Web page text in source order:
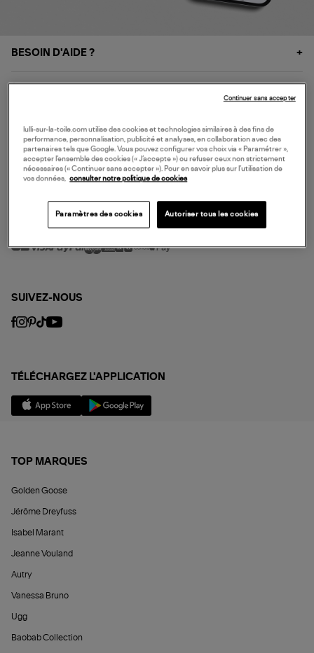
BESOIN D'AIDE ?
NOS SERVICES
SERVICE CLIENT
MODE DE PAIEMENT
SUIVEZ-NOUS
TÉLÉCHARGEZ L'APPLICATION
TOP MARQUES
Golden Goose
Jérôme Dreyfuss
Isabel Marant
Jeanne Vouland
Autry
Vanessa Bruno
Ugg
Baobab Collection
lulli-sur-la-toile.com utilise des cookies et technologies similaires à des fins de
performance, personnalisation, publicité et analyses, en collaboration avec des
partenaires tels que Google. Vous pouvez configurer vos choix via « Paramétrer »,
accepter l’ensemble des cookies (« J’accepte ») ou refuser ceux non strictement
nécessaires (« Continuer sans accepter »). Pour en savoir plus sur l’utilisation de
vos données,
consulter notre politique de cookies
Paramètres des cookies Autoriser tous les cookies
Continuer sans accepter